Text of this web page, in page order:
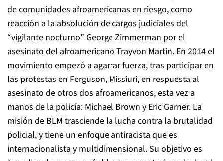
de comunidades afroamericanas en riesgo, como
reacción a la absolución de cargos judiciales del
“vigilante nocturno” George Zimmerman por el
asesinato del afroamericano Trayvon Martin. En 2014 el
movimiento empezó a agarrar fuerza, tras participar en
las protestas en Ferguson, Missiuri, en respuesta al
asesinato de otros dos afroamericanos, esta vez a
manos de la policía: Michael Brown y Eric Garner. La
misión de BLM trasciende la lucha contra la brutalidad
policial, y tiene un enfoque antiracista que es
internacionalista y multidimensional. Su objetivo es